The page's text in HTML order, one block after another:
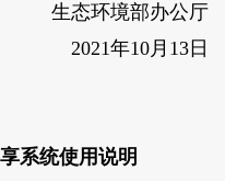
生态环境部办公厅
2021年10月13日
系统使用说明